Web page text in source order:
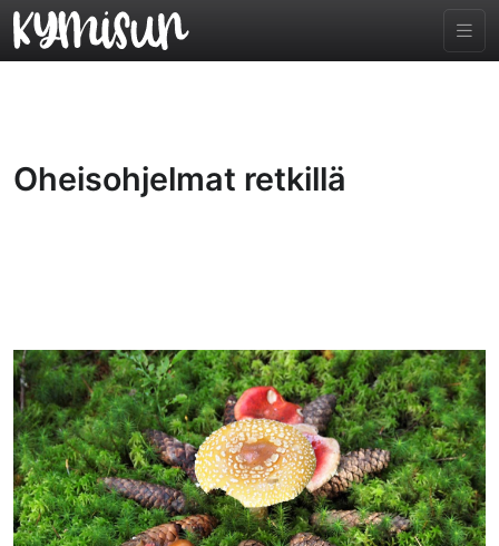
Oheisohjelmat retkillä